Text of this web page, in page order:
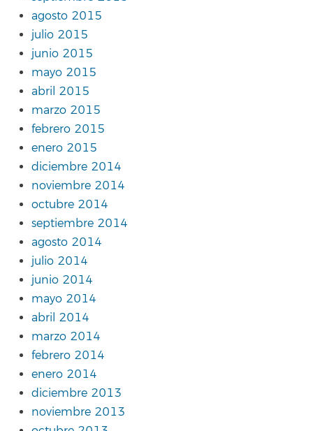
agosto 2015
julio 2015
junio 2015
mayo 2015
abril 2015
marzo 2015
febrero 2015
enero 2015
diciembre 2014
noviembre 2014
octubre 2014
septiembre 2014
agosto 2014
julio 2014
junio 2014
mayo 2014
abril 2014
marzo 2014
febrero 2014
enero 2014
diciembre 2013
noviembre 2013